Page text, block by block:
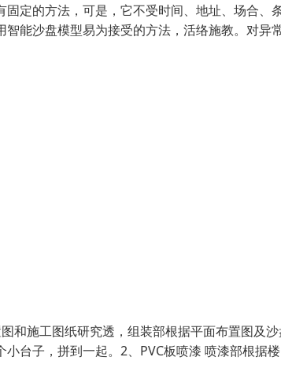
定的方法，可是，它不受时间、地址、场合、
能沙盘模型易为接受的方法，活络施教。对异
和施工图纸研究透，组装部根据平面布置图及
台子，拼到一起。2、PVC板喷漆 喷漆部根据楼